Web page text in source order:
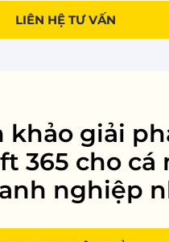
LIÊN HỆ TƯ VẤN
khảo giải
365 cho cá
nghiệp